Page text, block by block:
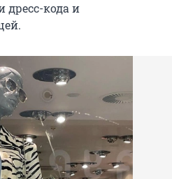
дресс-кода и